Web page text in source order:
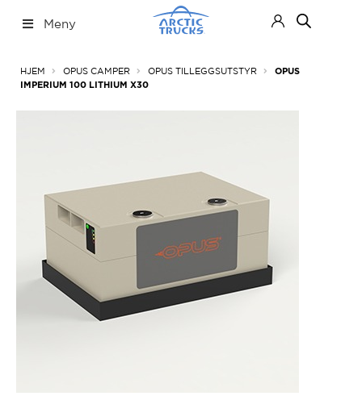
til
til
Meny
HJEM OPUS CAMPER OPUS TILLEGGSUTSTYR
OPUS
IMPERIUM 100 LITHIUM X30